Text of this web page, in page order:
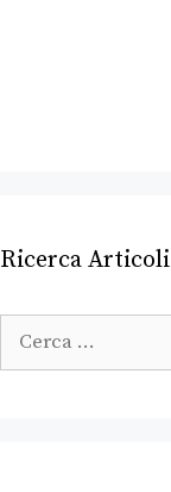
Ricerca Articoli